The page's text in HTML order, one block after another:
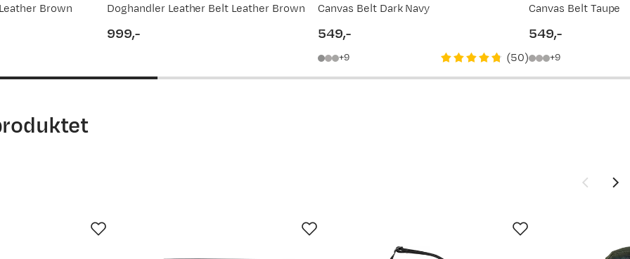
Brown
Doghandler Leather Belt Leather Brown
999,-
Canvas Belt Dark Navy
549,-
9 (50)
Canvas Belt Taupe
549,-
9